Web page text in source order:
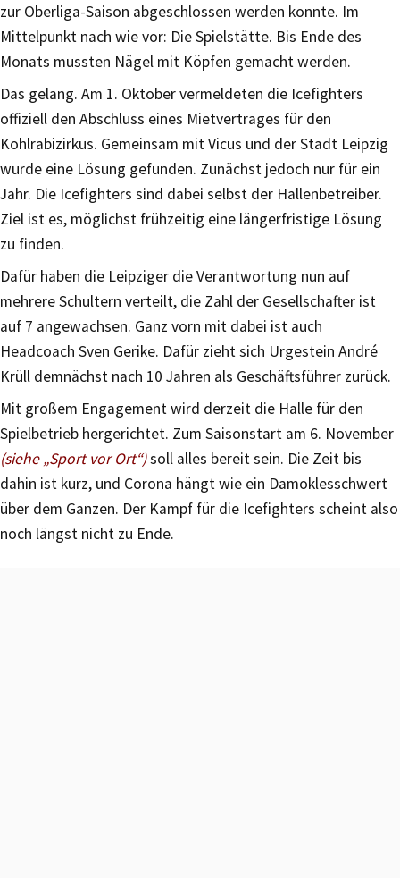
zur Oberliga-Saison abgeschlossen werden konnte. Im
Mittelpunkt nach wie vor: Die Spielstätte. Bis Ende des
Monats mussten Nägel mit Köpfen gemacht werden.
Das gelang. Am 1. Oktober vermeldeten die Icefighters
offiziell den Abschluss eines Mietvertrages für den
Kohlrabizirkus. Gemeinsam mit Vicus und der Stadt Leipzig
wurde eine Lösung gefunden. Zunächst jedoch nur für ein
Jahr. Die Icefighters sind dabei selbst der Hallenbetreiber.
Ziel ist es, möglichst frühzeitig eine längerfristige Lösung
zu finden.
Dafür haben die Leipziger die Verantwortung nun auf
mehrere Schultern verteilt, die Zahl der Gesellschafter ist
auf 7 angewachsen. Ganz vorn mit dabei ist auch
Headcoach Sven Gerike. Dafür zieht sich Urgestein André
Krüll demnächst nach 10 Jahren als Geschäftsführer zurück.
Mit großem Engagement wird derzeit die Halle für den
Spielbetrieb hergerichtet. Zum Saisonstart am 6. November
(siehe „Sport vor Ort“)soll alles bereit sein. Die Zeit bis
dahin ist kurz, und Corona hängt wie ein Damoklesschwert
über dem Ganzen. Der Kampf für die Icefighters scheint also
noch längst nicht zu Ende.